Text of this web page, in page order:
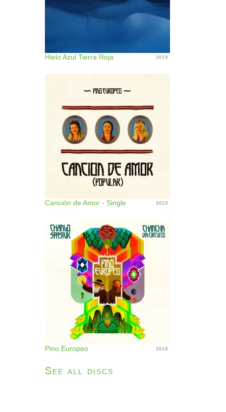
Hielo Azul Tierra Roja 2019
Canción de Amor - Single 2019
Pino Europeo 2018
See all discs